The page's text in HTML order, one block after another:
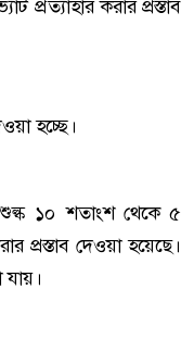
প্রত্যাহার করার প্রস্তাব
হচ্ছে।
১০ শতাংশ থেকে ৫
প্রস্তাব দেওয়া হয়েছে।